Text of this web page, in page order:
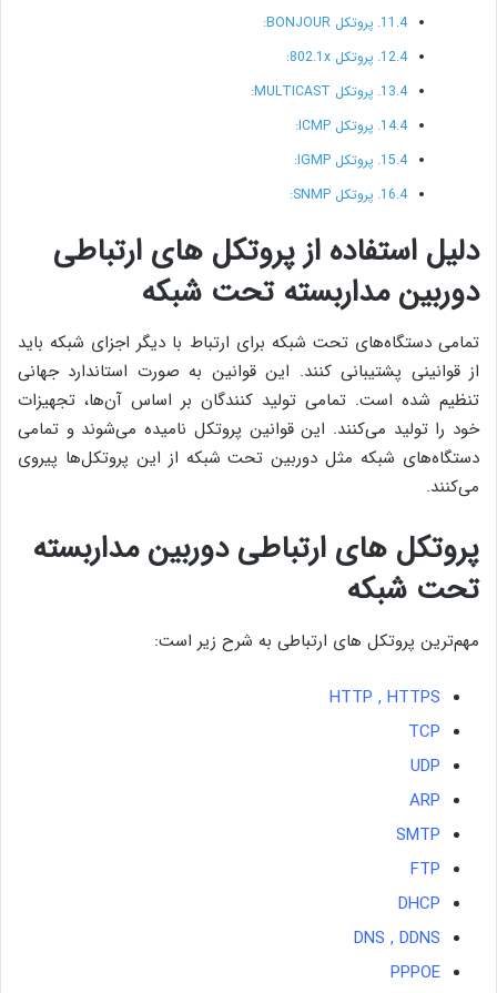
پروتکل BONJOUR:
پروتکل 802.1x:
پروتکل MULTICAST:
پروتکل ICMP:
پروتکل IGMP:
پروتکل SNMP:
دلیل استفاده از پروتکل های ارتباطی
دوربین مداربسته تحت شبکه
تمامی دستگاه‌های تحت شبکه برای ارتباط با دیگر اجزای شبکه باید
از قوانینی پشتیبانی کنند. این قوانین به صورت استاندارد جهانی
تنظیم شده است. تمامی تولید کنندگان بر اساس آن‌ها، تجهیزات
خود را تولید می‌کنند. این قوانین پروتکل نامیده می‌شوند و تمامی
دستگاه‌های شبکه مثل دوربین تحت شبکه از این پروتکل‌ها پیروی
می‌کنند.
پروتکل های ارتباطی دوربین مداربسته
تحت شبکه
مهم‌ترین پروتکل های ارتباطی به شرح زیر است:
HTTP , HTTPS
TCP
UDP
ARP
SMTP
FTP
DHCP
DNS , DDNS
PPPOE